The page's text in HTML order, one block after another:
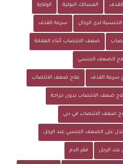
المسالك البولية الوقاية
لدى الرجال سرعة القذف
ضعف الانتصاب أثناء العلاقة
الضعف الجنسي
سرعة القذف علاج ضعف الانتصاب
ضعف الانتصاب بدون جراحة
ضعف الانتصاب في دبي
تدل على الضعف الجنسي عند الرجل
الرجل فقر الدم